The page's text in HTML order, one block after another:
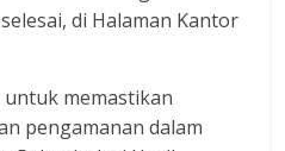
di Halaman Kantor
memastikan
pengamanan dalam